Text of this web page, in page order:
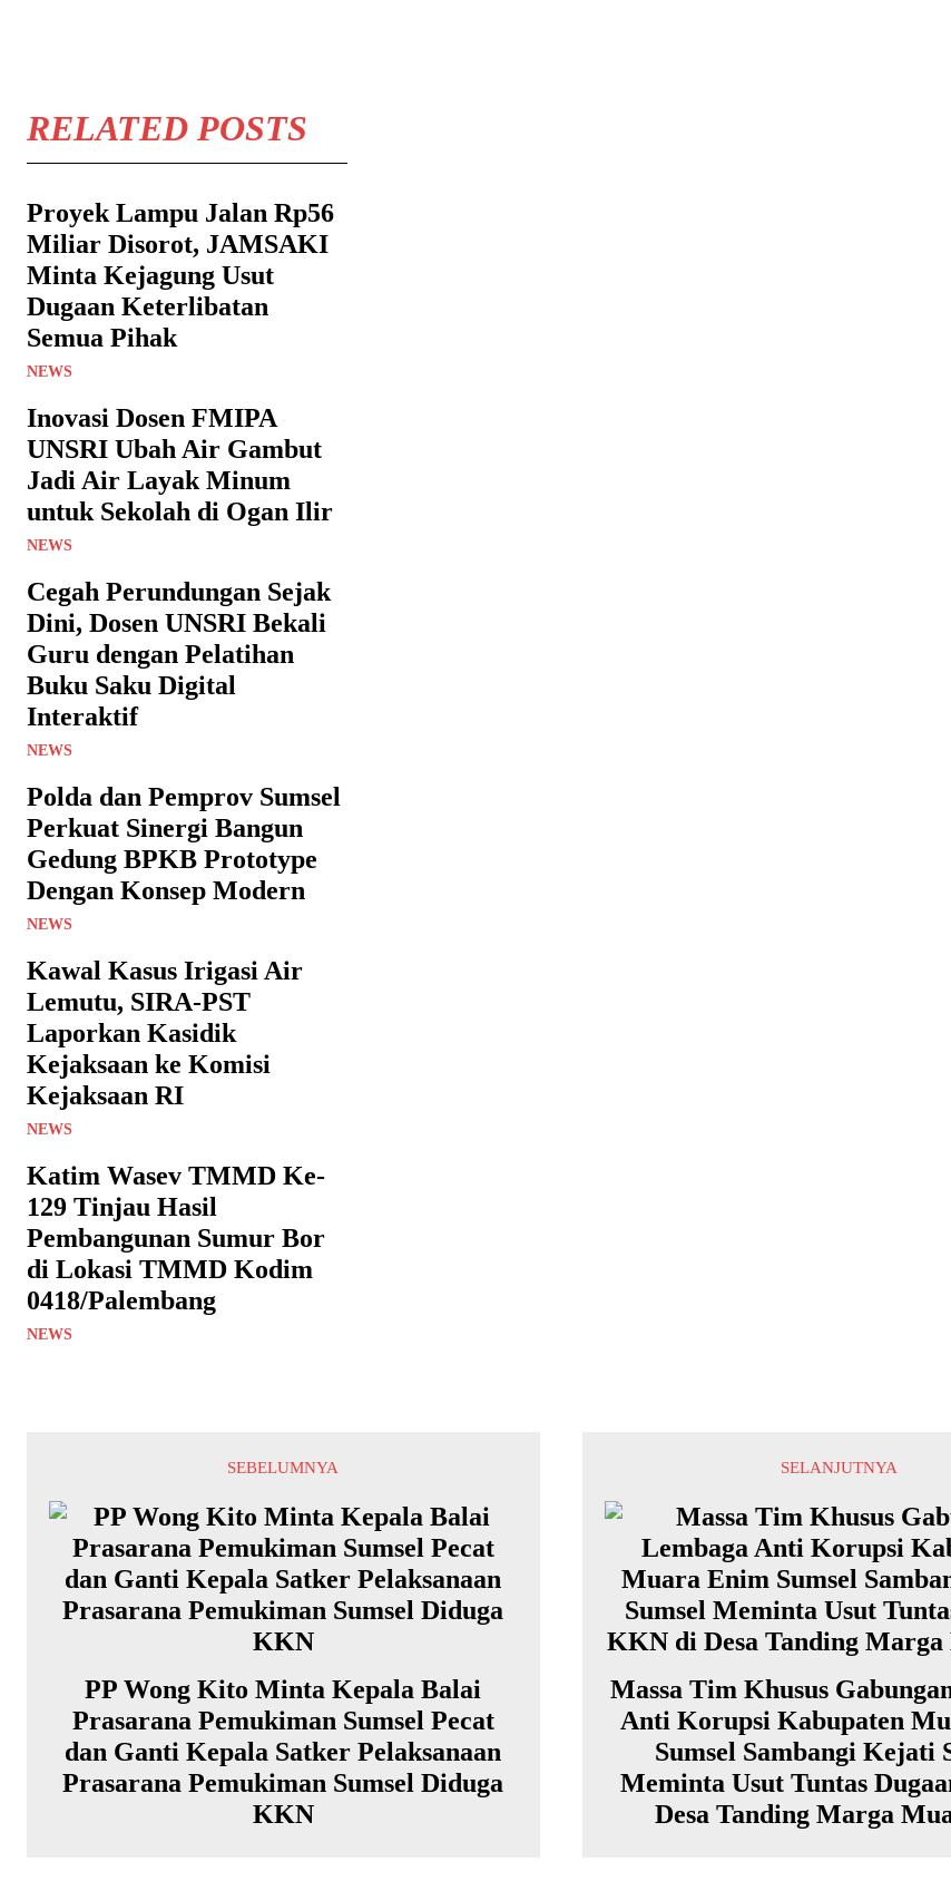
RELATED POSTS
Proyek Lampu Jalan Rp56
Miliar Disorot, JAMSAKI
Minta Kejagung Usut
Dugaan Keterlibatan
Semua Pihak
NEWS
Inovasi Dosen FMIPA
UNSRI Ubah Air Gambut
Jadi Air Layak Minum
untuk Sekolah di Ogan Ilir
NEWS
Cegah Perundungan Sejak
Dini, Dosen UNSRI Bekali
Guru dengan Pelatihan
Buku Saku Digital
Interaktif
NEWS
Polda dan Pemprov Sumsel
Perkuat Sinergi Bangun
Gedung BPKB Prototype
Dengan Konsep Modern
NEWS
Kawal Kasus Irigasi Air
Lemutu, SIRA-PST
Laporkan Kasidik
Kejaksaan ke Komisi
Kejaksaan RI
NEWS
Katim Wasev TMMD Ke-
129 Tinjau Hasil
Pembangunan Sumur Bor
di Lokasi TMMD Kodim
0418/Palembang
NEWS
SEBELUMNYA
PP Wong Kito Minta Kepala Balai
Prasarana Pemukiman Sumsel Pecat
dan Ganti Kepala Satker Pelaksanaan
Prasarana Pemukiman Sumsel Diduga
KKN
SELANJUTNYA
Massa Tim Khusus
Anti Korupsi Kabupaten
Sumsel Sambangi Kejati
Meminta Usut Tuntas
Desa Tanding Marga